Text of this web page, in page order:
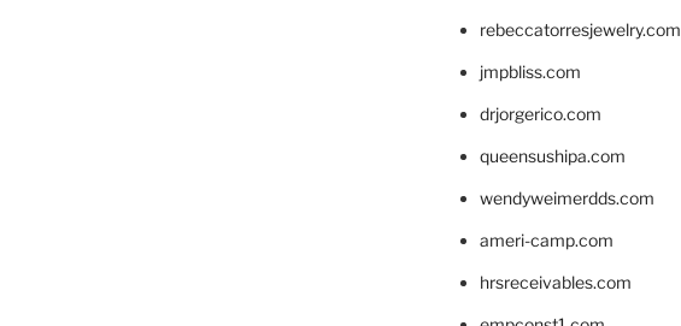
rebeccatorresjewelry.com
jmpbliss.com
drjorgerico.com
queensushipa.com
wendyweimerdds.com
ameri-camp.com
hrsreceivables.com